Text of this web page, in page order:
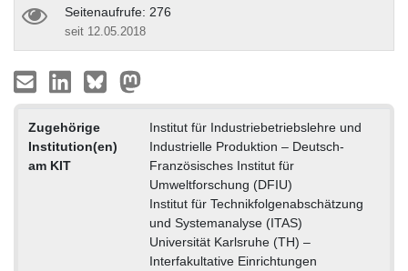
Seitenaufrufe: 276
seit 12.05.2018
Zugehörige
Institution(en)
am KIT
Institut für Industriebetriebslehre und
Industrielle Produktion – Deutsch-
Französisches Institut für
Umweltforschung (DFIU)
Institut für Technikfolgenabschätzung
und Systemanalyse (ITAS)
Universität Karlsruhe (TH) –
Interfakultative Einrichtungen